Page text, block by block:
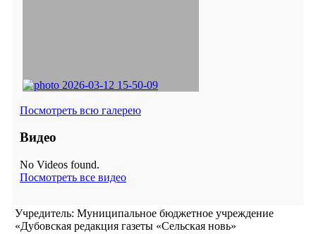
Посмотреть всю галерею
Видео
No Videos found.
Посмотреть все видео
Учредитель: Муниципальное бюджетное учреждение
«Дубовская редакция газеты «Сельская новь»